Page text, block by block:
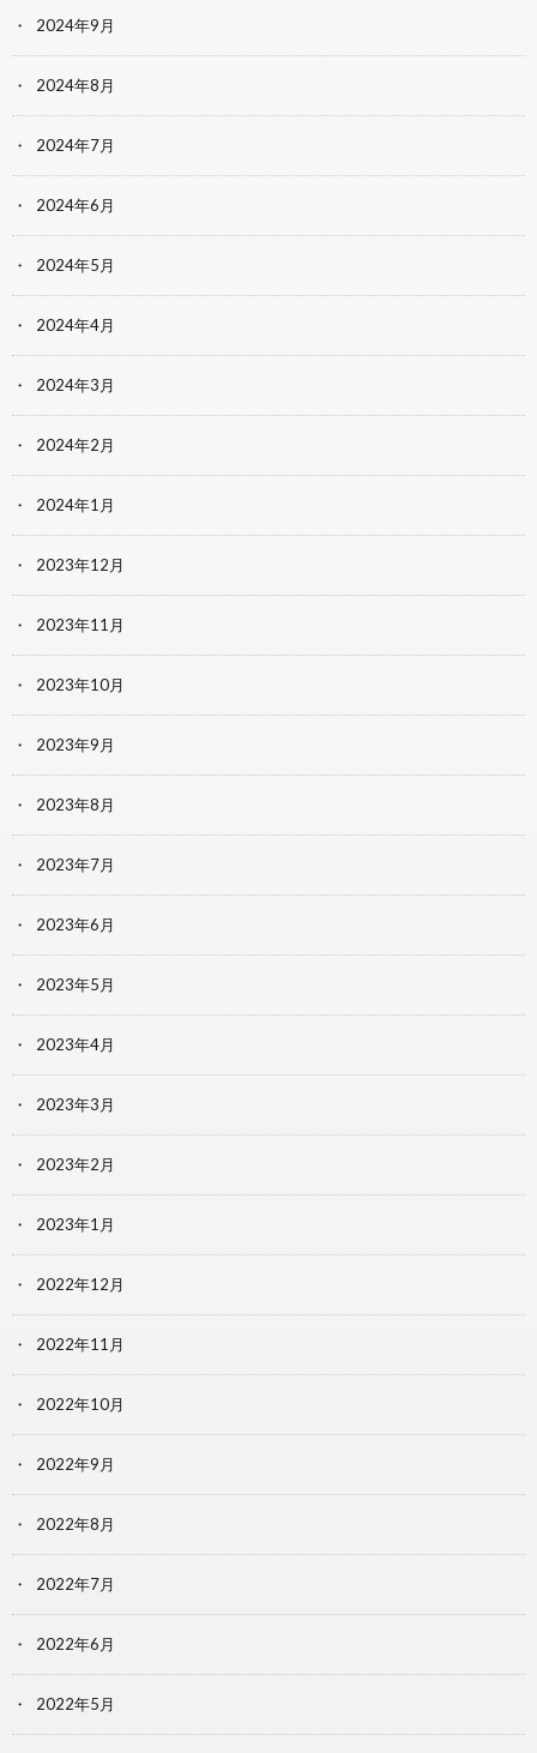
2024年9月
2024年8月
2024年7月
2024年6月
2024年5月
2024年4月
2024年3月
2024年2月
2024年1月
2023年12月
2023年11月
2023年10月
2023年9月
2023年8月
2023年7月
2023年6月
2023年5月
2023年4月
2023年3月
2023年2月
2023年1月
2022年12月
2022年11月
2022年10月
2022年9月
2022年8月
2022年7月
2022年6月
2022年5月